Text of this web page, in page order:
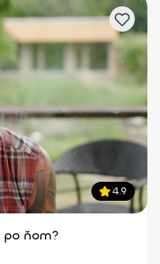
4.9
ňom?